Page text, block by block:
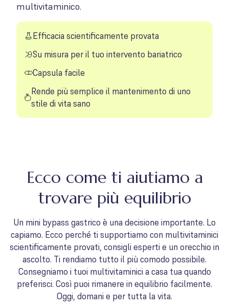
multivitaminico.
Efficacia scientificamente provata
Su misura per il tuo intervento bariatrico
Capsula facile
Rende più semplice il mantenimento di uno
stile di vita sano
Ecco come ti aiutiamo a
trovare più equilibrio
Un mini bypass gastrico è una decisione importante. Lo
capiamo. Ecco perché ti supportiamo con multivitaminici
scientificamente provati, consigli esperti e un orecchio in
ascolto. Ti rendiamo tutto il più comodo possibile.
Consegniamo i tuoi multivitaminici a casa tua quando
preferisci. Così puoi rimanere in equilibrio facilmente.
Oggi, domani e per tutta la vita.